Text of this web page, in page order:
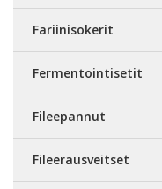
Fariinisokerit
Fermentointisetit
Fileepannut
Fileerausveitset